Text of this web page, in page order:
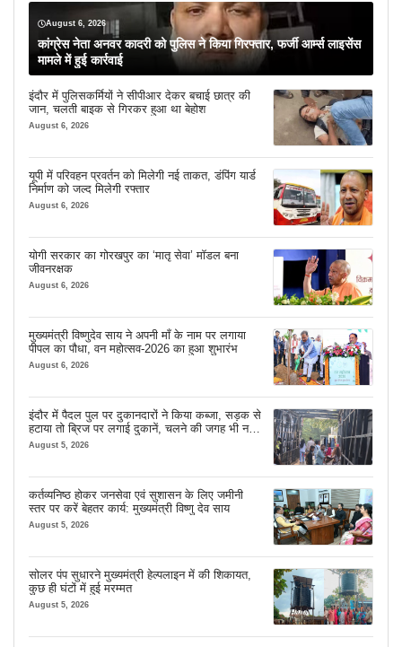
August 6, 2026
कांग्रेस नेता अनवर कादरी को पुलिस ने किया गिरफ्तार, फर्जी आर्म्स लाइसेंस
मामले में हुई कार्रवाई
इंदौर में पुलिसकर्मियों ने सीपीआर देकर बचाई छात्र की
जान, चलती बाइक से गिरकर हुआ था बेहोश
August 6, 2026
यूपी में परिवहन प्रवर्तन को मिलेगी नई ताकत, डंपिंग यार्ड
निर्माण को जल्द मिलेगी रफ्तार
August 6, 2026
योगी सरकार का गोरखपुर का ‘मातृ सेवा’ मॉडल बना
जीवनरक्षक
August 6, 2026
मुख्यमंत्री विष्णुदेव साय ने अपनी माँ के नाम पर लगाया
पीपल का पौधा, वन महोत्सव-2026 का हुआ शुभारंभ
August 6, 2026
इंदौर में पैदल पुल पर दुकानदारों ने किया कब्जा, सड़क से
हटाया तो ब्रिज पर लगाई दुकानें, चलने की जगह भी नहीं
मिल रही
August 5, 2026
कर्तव्यनिष्ठ होकर जनसेवा एवं सुशासन के लिए जमीनी
स्तर पर करें बेहतर कार्य: मुख्यमंत्री विष्णु देव साय
August 5, 2026
सोलर पंप सुधारने मुख्यमंत्री हेल्पलाइन में की शिकायत,
कुछ ही घंटों में हुई मरम्मत
August 5, 2026